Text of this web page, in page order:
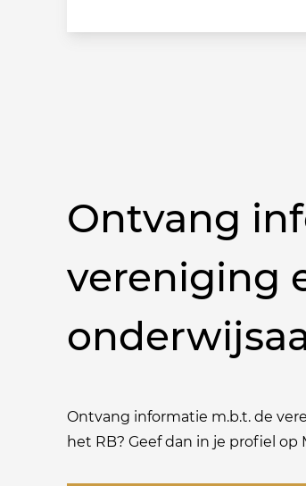
Ontvang
vereniging
Ontvang informatie m.b.t. de
het RB? Geef dan in je profiel